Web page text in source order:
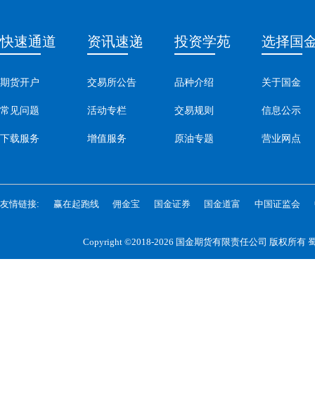
快速通道
期货开户
常见问题
下载服务
资讯速递
交易所公告
活动专栏
增值服务
投资学苑
品种介绍
交易规则
原油专题
选择国
关于国金
信息公示
营业网点
友情链接: 赢在起跑线 佣金宝 国金证券 国金道富 中国证监会
Copyright ©2018-2026 国金期货有限责任公司 版权所有